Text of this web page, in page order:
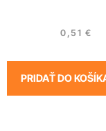
0,51 €
PRIDAŤ DO